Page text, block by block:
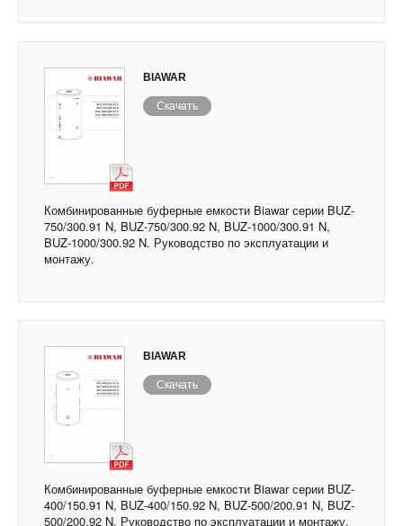
BIAWAR
Скачать
Комбинированные буферные емкости Biawar серии BUZ-
750/300.91 N, BUZ-750/300.92 N, BUZ-1000/300.91 N,
BUZ-1000/300.92 N. Руководство по эксплуатации и
монтажу.
BIAWAR
Скачать
Комбинированные буферные емкости Biawar серии BUZ-
400/150.91 N, BUZ-400/150.92 N, BUZ-500/200.91 N, BUZ-
500/200.92 N. Руководство по эксплуатации и монтажу.